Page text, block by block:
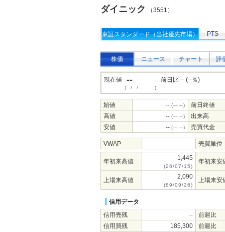
ダイニック （3551）
東証スタンダード（当社優先市場） PTS
株価 ニュース チャート 評
現在値 --
(--/--/-- --:--)
前日比 -- (--％)
始値 -- (--:--)
前日終値
高値
-- (--:--)
出来高
安値
-- (--:--) 売買代金
VWAP -- 売買単位
年初来高値 1,445
(26/07/15)
年初来安
上場来高値 2,090
(89/09/26)
上場来安
信用データ
信用売残
--
前週比
信用買残
185,300
前週比